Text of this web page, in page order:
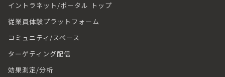
イントラネット/ポータル トップ
従業員体験プラットフォーム
コミュニティ/スペース
ターゲティング配信
効果測定/分析